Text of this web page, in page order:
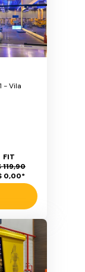
- Vila
FIT
119,90
0,00*